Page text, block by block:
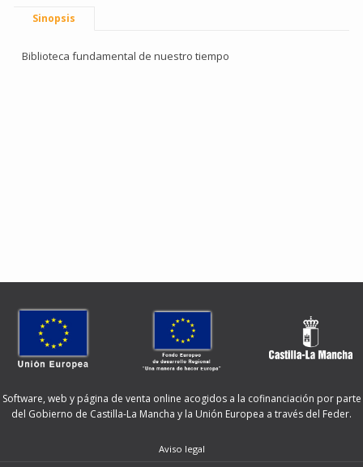
Sinopsis
Biblioteca fundamental de nuestro tiempo
Software, web y página de venta online acogidos a la cofinanciación por parte
del Gobierno de Castilla-La Mancha y la Unión Europea a través del Feder.
Aviso legal